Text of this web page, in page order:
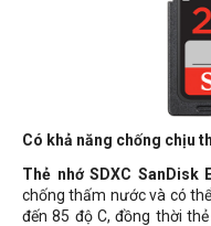
Có khả năng chống chịu
Thẻ nhớ SDXC SanDisk
chống thấm nước và có
đến 85 độ C, đồng thời